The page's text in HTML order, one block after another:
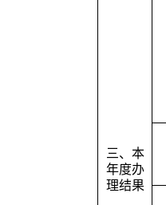
三、本
年度办
理结果